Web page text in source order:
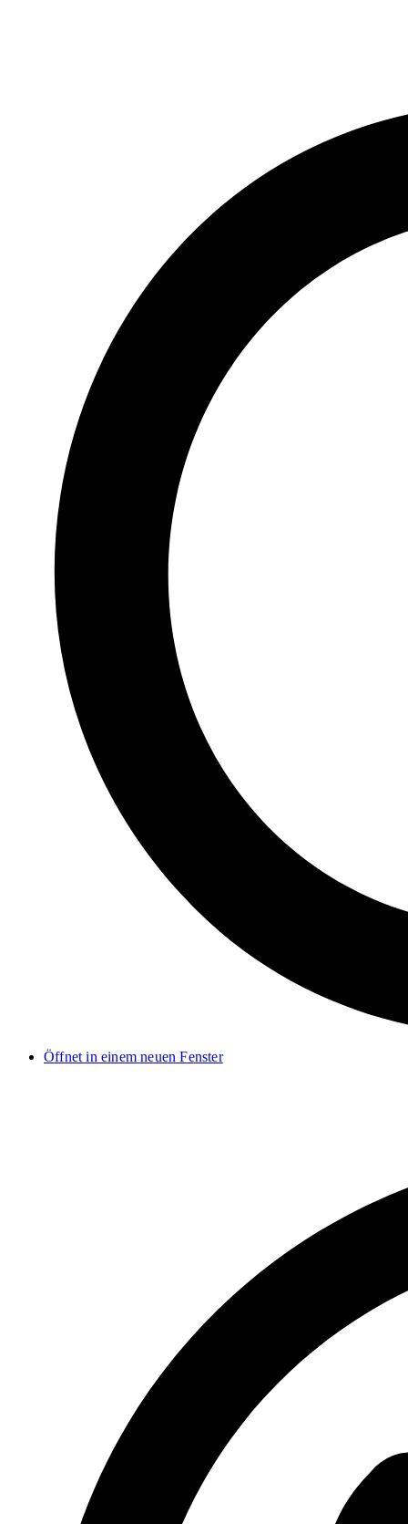
Öffnet in einem neuen Fenster